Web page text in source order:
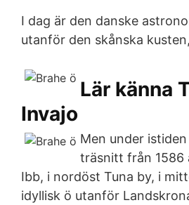
I dag är den danske
utanför den skånska
Lär känna
Invajo
Men under
träsnitt från 1586
Ibb, i nordöst Tuna by, i
idyllisk ö utanför